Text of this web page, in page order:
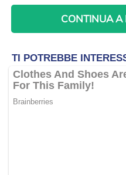
CONTINUA A